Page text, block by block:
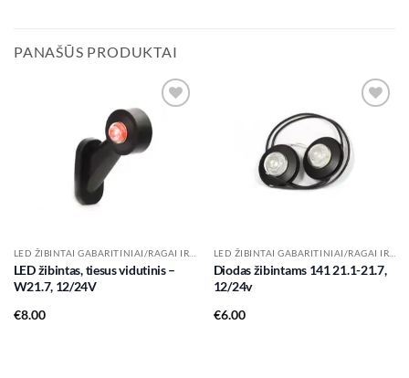
PANAŠŪS PRODUKTAI
wishlist
LED žibintas, tiesus vidutinis –
W21.7, 12/24V
€8.00
Diodas žibintams 141 21.1-21.7,
12/24v
€6.00